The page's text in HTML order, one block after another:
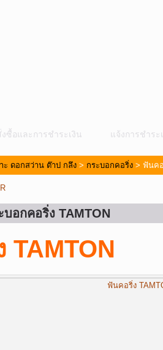
ซื้อและการชำระเงิน แจ้งการชำระ
ะ ดอกสว่าน ต๊าป กลึง > กระบอกคอริ่ง > ฟันค
อกคอริ่ง TAMTON
TAMTON